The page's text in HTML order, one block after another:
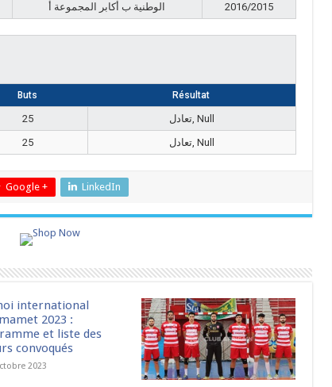
الوطنية ب أكابر المجموعة أ 2016/2015
Buts Résultat
25
تعادل, Null
25 تعادل, Null
Google + LinkedIn
international
2023 :
et liste des
convoqués
2023